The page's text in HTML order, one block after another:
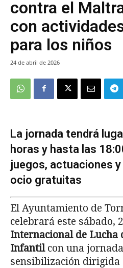
contra el
con
para los niños
24 de abril de 2026
La jornada tendrá
horas y hasta las
juegos, actuaciones
ocio gratuitas
El Ayuntamiento de
celebrará este sábado,
Internacional de Lucha
Infantilcon una
sensibilización dirigida